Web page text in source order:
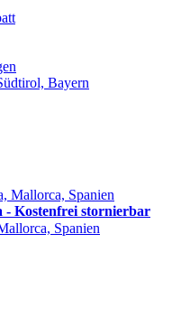
Bayern
Kostenfrei stornierbar
Spanien